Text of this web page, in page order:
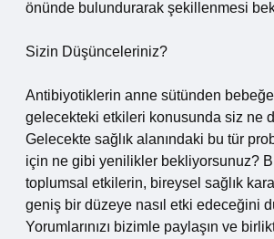
önünde bulundurarak şekillenmesi
Sizin Düşünceleriniz?
Antibiyotiklerin anne sütünden
gelecekteki etkileri konusunda siz ne
Gelecekte sağlık alanındaki bu tür
için ne gibi yenilikler bekliyorsunuz?
toplumsal etkilerin, bireysel sağlık
geniş bir düzeye nasıl etki edeceğini
Yorumlarınızı bizimle paylaşın ve